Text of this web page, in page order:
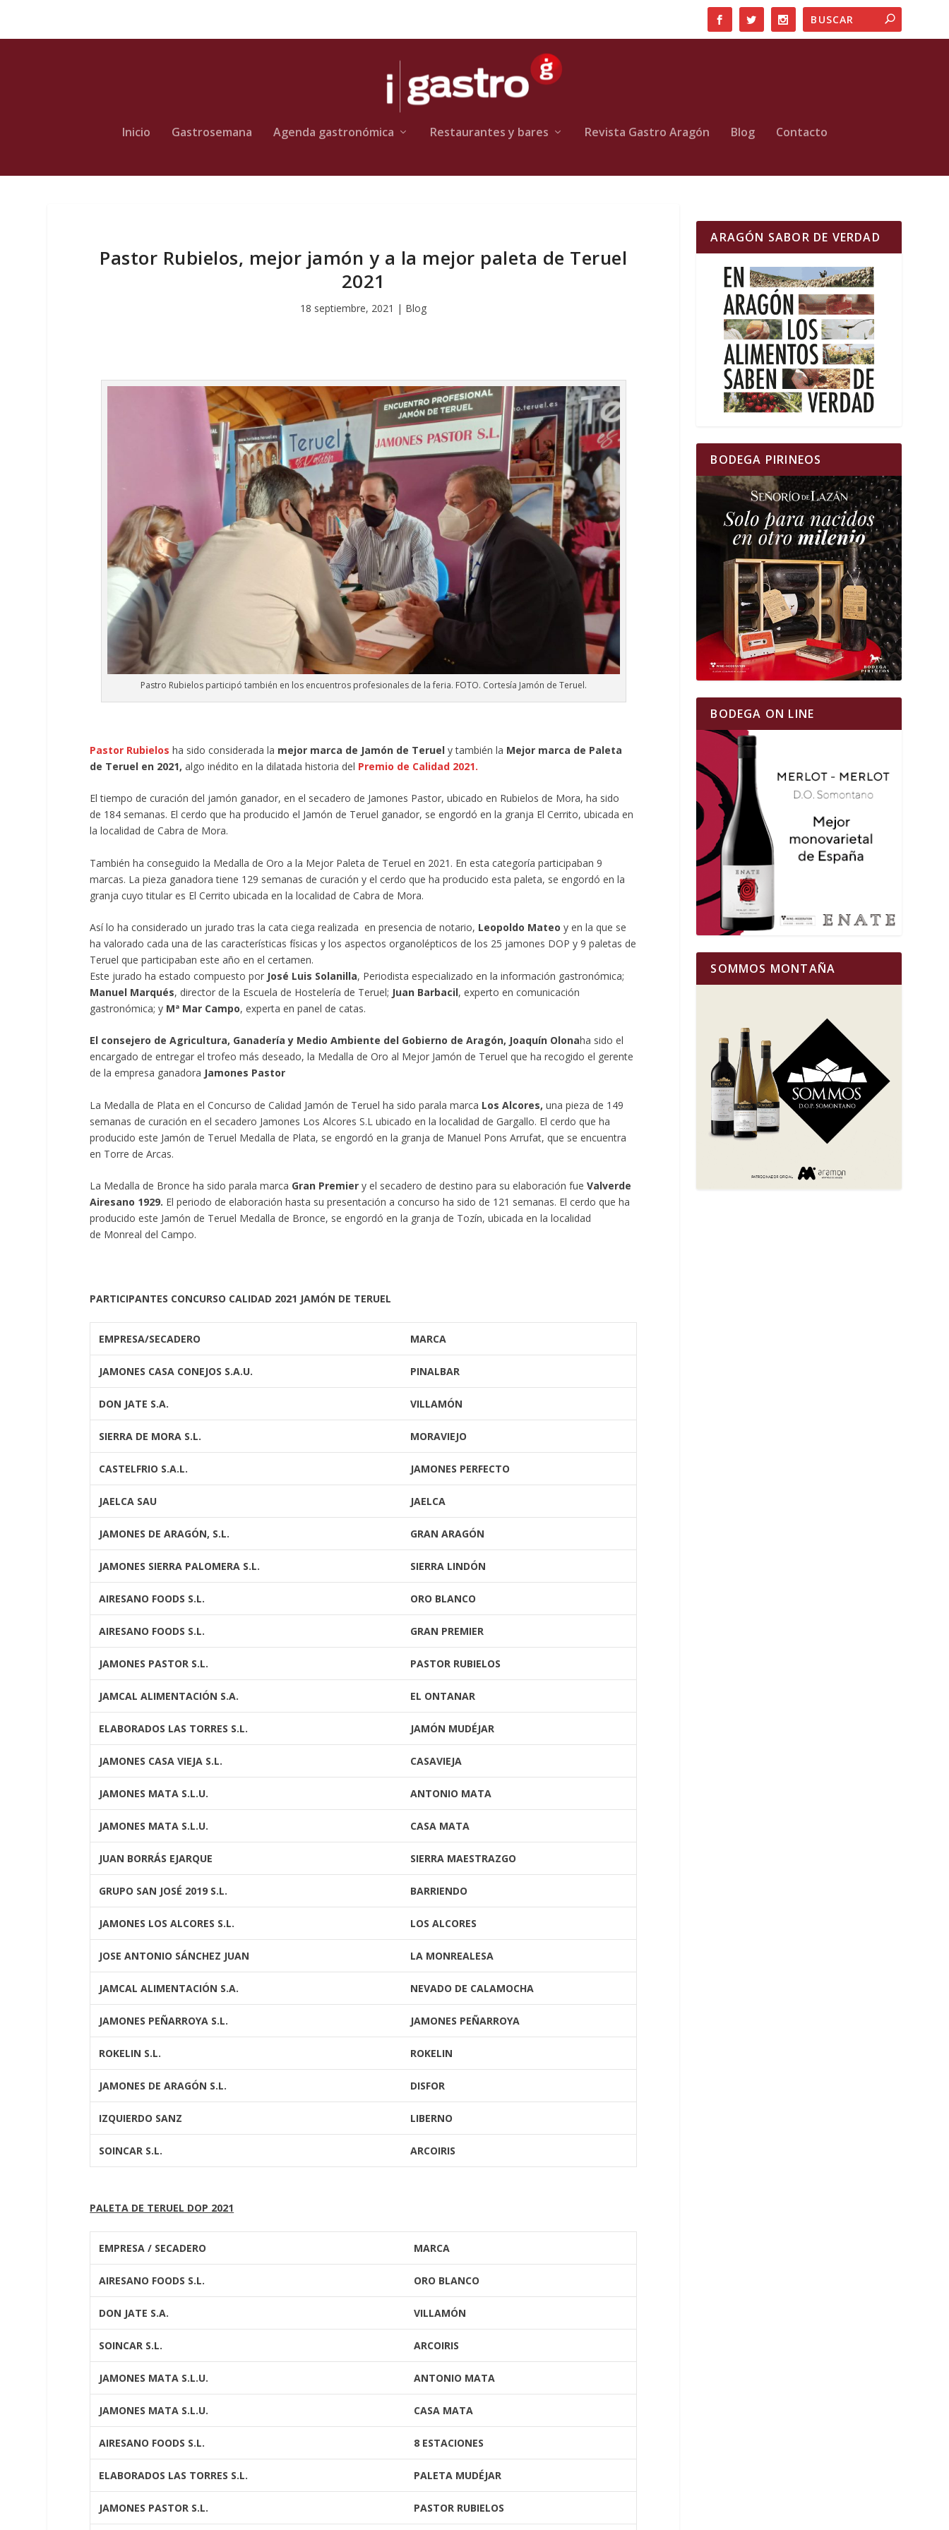
Inicio Gastrosemana Agenda gastronómica Restaurantes y bares Revista Gastro Aragón Blog Contacto
Pastor Rubielos, mejor jamón y a la mejor paleta de Teruel
2021
18 septiembre, 2021 | Blog
Pastro Rubielos participó también en los encuentros profesionales de la feria. FOTO. Cortesía Jamón de Teruel.
Pastor Rubielosha sido considerada la mejor marca de Jamón de Teruel y también la Mejor marca de Paleta
de Teruel en 2021, algo inédito en la dilatada historia del Premio de Calidad 2021.
El tiempo de curación del jamón ganador, en el secadero de Jamones Pastor, ubicado en Rubielos de Mora, ha sido
de 184 semanas. El cerdo que ha producido el Jamón de Teruel ganador, se engordó en la granja El Cerrito, ubicada en
la localidad de Cabra de Mora.
También ha conseguido la Medalla de Oro a la Mejor Paleta de Teruel en 2021. En esta categoría participaban 9
marcas. La pieza ganadora tiene 129 semanas de curación y el cerdo que ha producido esta paleta, se engordó en la
granja cuyo titular es El Cerrito ubicada en la localidad de Cabra de Mora.
Así lo ha considerado un jurado tras la cata ciega realizada en presencia de notario, Leopoldo Mateo y en la que se
ha valorado cada una de las características físicas y los aspectos organolépticos de los 25 jamones DOP y 9 paletas de
Teruel que participaban este año en el certamen.
Este jurado ha estado compuesto por José Luis Solanilla, Periodista especializado en la información gastronómica;
Manuel Marqués, director de la Escuela de Hostelería de Teruel; Juan Barbacil, experto en comunicación
gastronómica; y Mª Mar Campo, experta en panel de catas.
El consejero de Agricultura, Ganadería y Medio Ambiente del Gobierno de Aragón, Joaquín Olonaha sido el
encargado de entregar el trofeo más deseado, la Medalla de Oro al Mejor Jamón de Teruel que ha recogido el gerente
de la empresa ganadora Jamones Pastor
La Medalla de Plata en el Concurso de Calidad Jamón de Teruel ha sido parala marca Los Alcores, una pieza de 149
semanas de curación en el secadero Jamones Los Alcores S.L ubicado en la localidad de Gargallo. El cerdo que ha
producido este Jamón de Teruel Medalla de Plata, se engordó en la granja de Manuel Pons Arrufat, que se encuentra
en Torre de Arcas.
La Medalla de Bronce ha sido parala marca Gran Premier y el secadero de destino para su elaboración fueValverde
Airesano 1929. El periodo de elaboración hasta su presentación a concurso ha sido de 121 semanas. El cerdo que ha
producido este Jamón de Teruel Medalla de Bronce, se engordó en la granja de Tozín, ubicada en la localidad
de Monreal del Campo.
PARTICIPANTES CONCURSO CALIDAD 2021 JAMÓN DE TERUEL
EMPRESA/SECADERO MARCA
JAMONES CASA CONEJOS S.A.U. PINALBAR
DON JATE S.A. VILLAMÓN
SIERRA DE MORA S.L. MORAVIEJO
CASTELFRIO S.A.L. JAMONES PERFECTO
JAELCA SAU JAELCA
JAMONES DE ARAGÓN, S.L. GRAN ARAGÓN
JAMONES SIERRA PALOMERA S.L. SIERRA LINDÓN
AIRESANO FOODS S.L. ORO BLANCO
AIRESANO FOODS S.L. GRAN PREMIER
JAMONES PASTOR S.L. PASTOR RUBIELOS
JAMCAL ALIMENTACIÓN S.A. EL ONTANAR
ELABORADOS LAS TORRES S.L. JAMÓN MUDÉJAR
JAMONES CASA VIEJA S.L. CASAVIEJA
JAMONES MATA S.L.U. ANTONIO MATA
JAMONES MATA S.L.U. CASA MATA
JUAN BORRÁS EJARQUE SIERRA MAESTRAZGO
GRUPO SAN JOSÉ 2019 S.L. BARRIENDO
JAMONES LOS ALCORES S.L. LOS ALCORES
JOSE ANTONIO SÁNCHEZ JUAN LA MONREALESA
JAMCAL ALIMENTACIÓN S.A. NEVADO DE CALAMOCHA
JAMONES PEÑARROYA S.L. JAMONES PEÑARROYA
ROKELIN S.L. ROKELIN
JAMONES DE ARAGÓN S.L. DISFOR
IZQUIERDO SANZ LIBERNO
SOINCAR S.L. ARCOIRIS
PALETA DE TERUEL DOP 2021
EMPRESA / SECADERO MARCA
AIRESANO FOODS S.L. ORO BLANCO
DON JATE S.A. VILLAMÓN
SOINCAR S.L. ARCOIRIS
JAMONES MATA S.L.U. ANTONIO MATA
JAMONES MATA S.L.U. CASA MATA
AIRESANO FOODS S.L. 8 ESTACIONES
ELABORADOS LAS TORRES S.L. PALETA MUDÉJAR
JAMONES PASTOR S.L. PASTOR RUBIELOS
ARAGÓN SABOR DE VERDAD
BODEGA PIRINEOS
BODEGA ON LINE
SOMMOS MONTAÑA